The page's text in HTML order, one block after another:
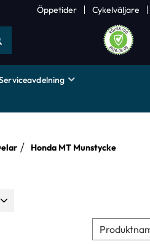
Öppetider Cykelväljare
Honda MT Munstycke
Välj sortering